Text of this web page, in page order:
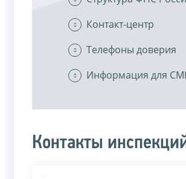
Контакт-центр
Телефоны доверия
Информация для
Контакты